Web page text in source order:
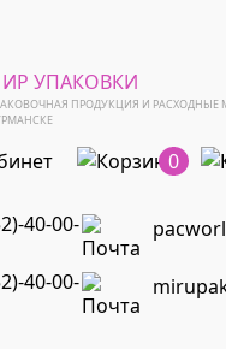
УПАКОВКИ
ПРОДУКЦИЯ И РАСХОДНЫЕ
0
40-00-
40-00-